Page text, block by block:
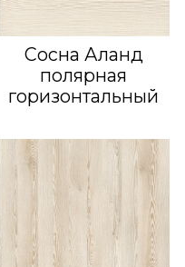
Сосна Аланд
полярная
горизонтальный